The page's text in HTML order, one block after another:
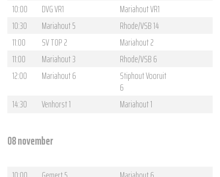
10:00
DVG VR1
Mariahout VR1
10:30
Mariahout 5
Rhode/VSB 14
11:00
SV TOP 2
Mariahout 2
11:00
Mariahout 3
Rhode/VSB 6
12:00
Mariahout 6
Stiphout Vooruit
6
14:30
Venhorst 1 Mariahout 1
08 november